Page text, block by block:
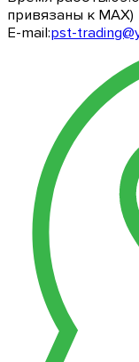
привязаны к МАХ)
E-mail:pst-